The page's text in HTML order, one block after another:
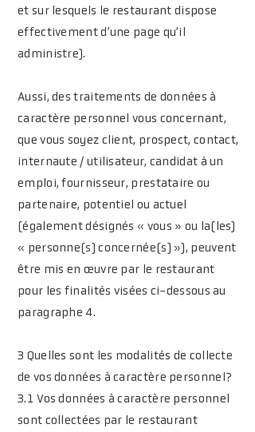
et sur lesquels le restaurant dispose
effectivement d’une page qu’il
administre).
Aussi, des traitements de données à
caractère personnel vous concernant,
que vous soyez client, prospect, contact,
internaute / utilisateur, candidat à un
emploi, fournisseur, prestataire ou
partenaire, potentiel ou actuel
(également désignés « vous » ou la(les)
« personne(s) concernée(s) »), peuvent
être mis en œuvre par le restaurant
pour les finalités visées ci-dessous au
paragraphe 4.
3 Quelles sont les modalités de collecte
de vos données à caractère personnel?
3.1 Vos données à caractère personnel
sont collectées par le restaurant